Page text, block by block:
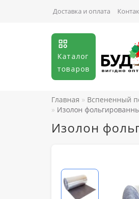
Доставка и оплата
Каталог
товаров
Главная Вспененный
Изолон
Изолон